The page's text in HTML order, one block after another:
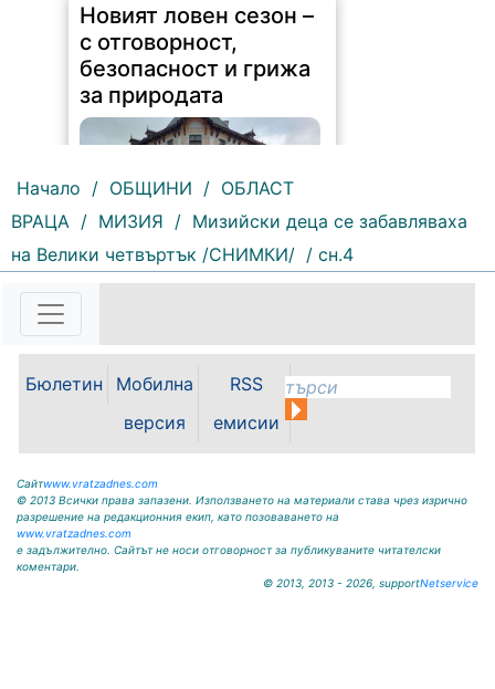
Новият ловен сезон –
с отговорност,
безопасност и грижа
за природата
239 | 2026-08-07 14:37:47
Обръщение и поздрав на
директора на Северозападно
Враца инж. Димитър Ганчев по
случай откриването на ловния
сезон за прелетен дивеч:
Уважаеми ловци, уважаеми
служители на ловните и
горските...
Начало / ОБЩИНИ / ОБЛАСТ
ВРАЦА / МИЗИЯ / Мизийски деца се забавляваха
на Велики четвъртък /СНИМКИ/ / сн.4
Бюлетин
Мобилна
версия
RSS
емисии
Сайтwww.vratzadnes.com
© 2013 Всички права запазени. Използването на материали става чрез изрично
разрешение на редакционния екип, като позоваването на
www.vratzadnes.com
е задължително. Сайтът не носи отговорност за публикуваните читателски
коментари.
© 2013, 2013 - 2026, supportNetservice